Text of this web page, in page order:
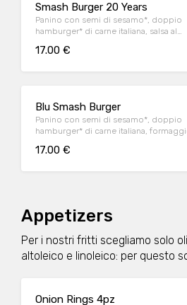
Smash Burger 20 Years
Panino con semi di sesamo*, doppio
hamburger* di carne italiana, salsa al
insalata iceberg, salsa maionese
17.00 €
Blu Smash Burger
Panino con semi di sesamo*, doppio
hamburger* di carne italiana,
insalata iceberg, servito con patate*
17.00 €
Appetizers
Per i nostri fritti scegliamo solo
altoleico e linoleico: per questo
Onion Rings 4pz